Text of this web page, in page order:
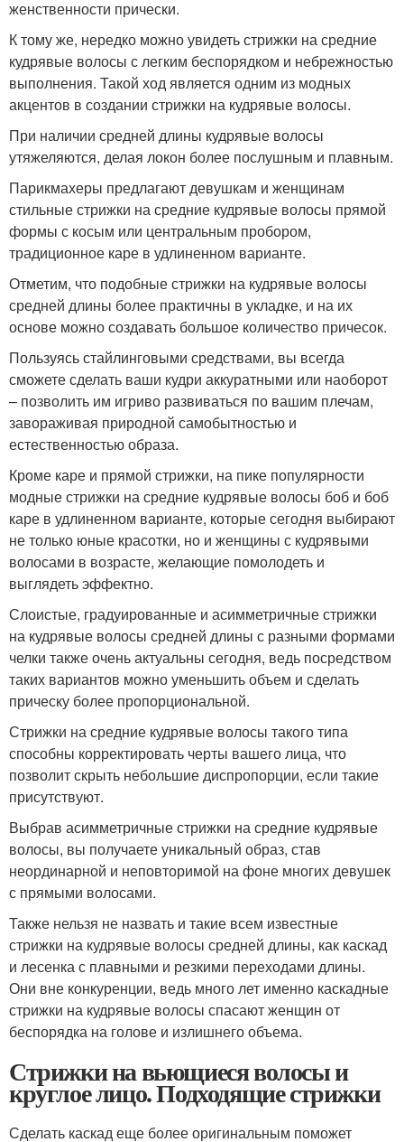
женственности прически.
К тому же, нередко можно увидеть стрижки на средние
кудрявые волосы с легким беспорядком и небрежностью
выполнения. Такой ход является одним из модных
акцентов в создании стрижки на кудрявые волосы.
При наличии средней длины кудрявые волосы
утяжеляются, делая локон более послушным и плавным.
Парикмахеры предлагают девушкам и женщинам
стильные стрижки на средние кудрявые волосы прямой
формы с косым или центральным пробором,
традиционное каре в удлиненном варианте.
Отметим, что подобные стрижки на кудрявые волосы
средней длины более практичны в укладке, и на их
основе можно создавать большое количество причесок.
Пользуясь стайлинговыми средствами, вы всегда
сможете сделать ваши кудри аккуратными или наоборот
– позволить им игриво развиваться по вашим плечам,
завораживая природной самобытностью и
естественностью образа.
Кроме каре и прямой стрижки, на пике популярности
модные стрижки на средние кудрявые волосы боб и боб
каре в удлиненном варианте, которые сегодня выбирают
не только юные красотки, но и женщины с кудрявыми
волосами в возрасте, желающие помолодеть и
выглядеть эффектно.
Слоистые, градуированные и асимметричные стрижки
на кудрявые волосы средней длины с разными формами
челки также очень актуальны сегодня, ведь посредством
таких вариантов можно уменьшить объем и сделать
прическу более пропорциональной.
Стрижки на средние кудрявые волосы такого типа
способны корректировать черты вашего лица, что
позволит скрыть небольшие диспропорции, если такие
присутствуют.
Выбрав асимметричные стрижки на средние кудрявые
волосы, вы получаете уникальный образ, став
неординарной и неповторимой на фоне многих девушек
с прямыми волосами.
Также нельзя не назвать и такие всем известные
стрижки на кудрявые волосы средней длины, как каскад
и лесенка с плавными и резкими переходами длины.
Они вне конкуренции, ведь много лет именно каскадные
стрижки на кудрявые волосы спасают женщин от
беспорядка на голове и излишнего объема.
Стрижки на вьющиеся волосы и
круглое лицо. Подходящие стрижки
Сделать каскад еще более оригинальным поможет